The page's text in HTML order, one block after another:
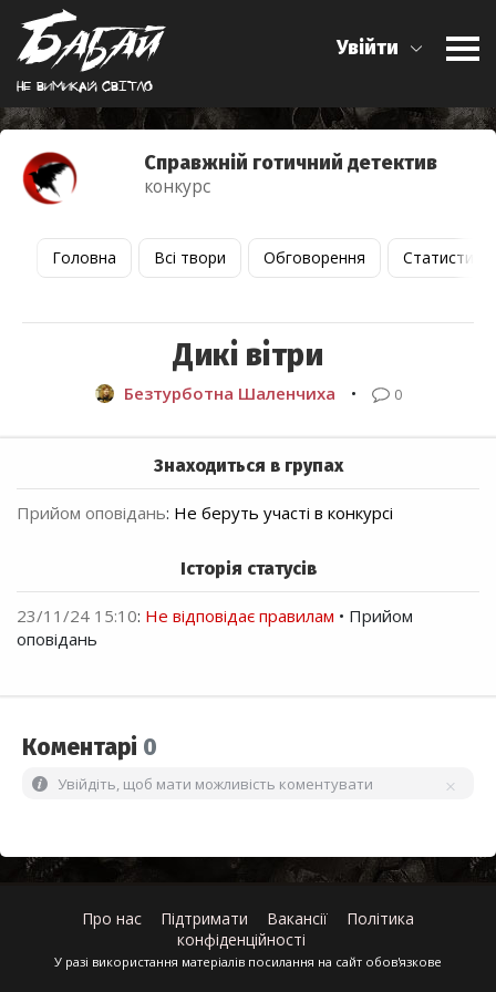
Не вимикай свiтло
Увійти
Справжній готичний детектив
конкурс
Головна Всі твори Обговорення Статистика
Дикі вітри
Безтурботна Шаленчиха • 0
Знаходиться в групах
Прийом оповідань: Не беруть участі в конкурсі
Історія статусів
23/11/24 15:10: Не відповідає правилам • Прийом
оповідань
Коментарі 0
Увійдіть, щоб мати можливість коментувати
Про нас Підтримати Вакансії
Політика
конфіденційності
У разі використання матеріалів посилання на сайт обов'язкове